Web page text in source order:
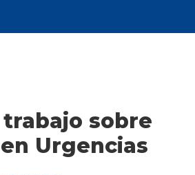
sobre
Urgencias